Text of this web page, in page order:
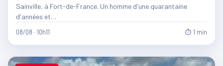
Sainville, à Fort-de-France. Un homme d'une quarantaine
d'années et…
08/08 · 10h11 ⏱ 1 min